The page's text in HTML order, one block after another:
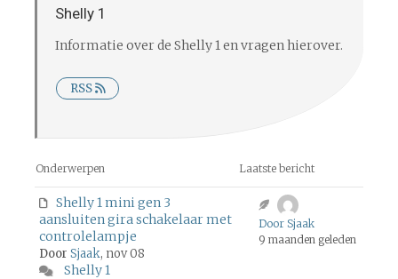
Shelly 1
Informatie over de Shelly 1 en vragen hierover.
RSS
Onderwerpen Laatste bericht
Shelly 1 mini gen 3
aansluiten gira schakelaar met
controlelampje
Door Sjaak, nov 08
Shelly 1
Door Sjaak
9 maanden geleden